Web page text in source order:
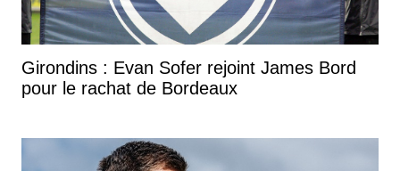
Girondins : Evan Sofer rejoint James Bord
pour le rachat de Bordeaux